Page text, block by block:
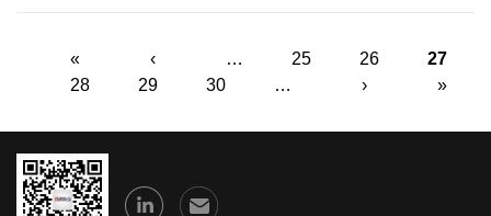
«
‹ … 25 26
27
28
29 30 … › »